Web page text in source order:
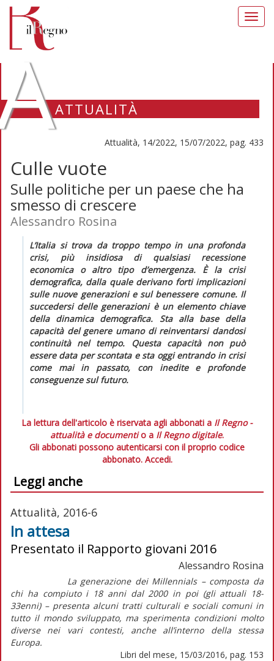
ATTUALITÀ
Attualità, 14/2022, 15/07/2022, pag. 433
Culle vuote
Sulle politiche per un paese che ha
smesso di crescere
Alessandro Rosina
L’Italia si trova da troppo tempo in una profonda
crisi, più insidiosa di qualsiasi recessione
economica o altro tipo d’emergenza. È la crisi
demografica, dalla quale derivano forti implicazioni
sulle nuove generazioni e sul benessere comune. Il
succedersi delle generazioni è un elemento chiave
della dinamica demografica. Sta alla base della
capacità del genere umano di reinventarsi dandosi
continuità nel tempo. Questa capacità non può
essere data per scontata e sta oggi entrando in crisi
come mai in passato, con inedite e profonde
conseguenze sul futuro.
La lettura dell'articolo è riservata agli abbonati a Il Regno -
attualità e documentio a Il Regno digitale.
Gli abbonati possono autenticarsi con il proprio codice
abbonato. Accedi.
Leggi anche
Attualità, 2016-6
In attesa
Presentato il Rapporto giovani 2016
Alessandro Rosina
La generazione dei Millennials – composta da
chi ha compiuto i 18 anni dal 2000 in poi (gli attuali 18-
33enni) – presenta alcuni tratti culturali e sociali comuni in
tutto il mondo sviluppato, ma sperimenta condizioni molto
diverse nei vari contesti, anche all’interno della stessa
Europa.
Libri del mese, 15/03/2016, pag. 153